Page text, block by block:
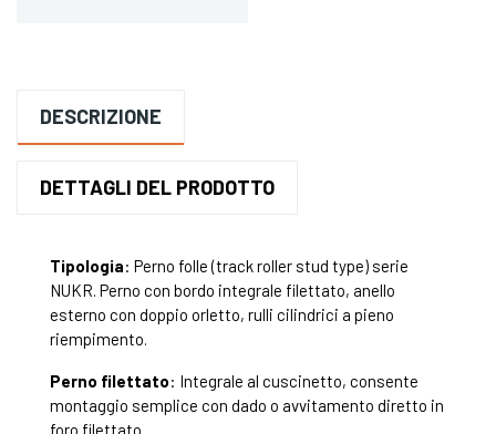
DESCRIZIONE
DETTAGLI DEL PRODOTTO
Tipologia: Perno folle (track roller stud type) serie
NUKR. Perno con bordo integrale filettato, anello
esterno con doppio orletto, rulli cilindrici a pieno
riempimento.
Perno filettato: Integrale al cuscinetto, consente
montaggio semplice con dado o avvitamento diretto in
foro filettato.